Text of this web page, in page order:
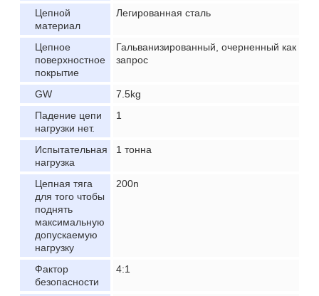
Цепной
материал
Легированная сталь
Цепное
поверхностное
покрытие
Гальванизированный, очерненный как
запрос
GW
7.5kg
Падение цепи
нагрузки нет.
1
Испытательная
нагрузка
1 тонна
Цепная тяга
для того чтобы
поднять
максимальную
допускаемую
нагрузку
200n
Фактор
безопасности
4:1